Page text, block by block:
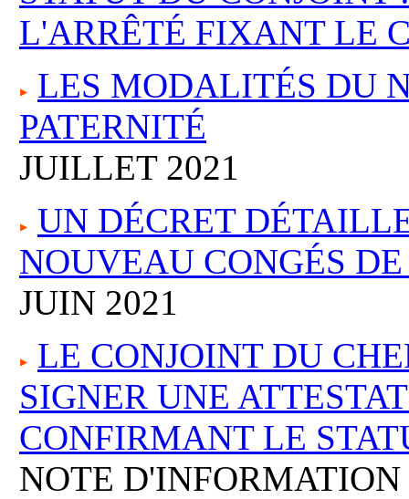
L'ARRÊTÉ FIXANT LE
LES MODALITÉS DU
PATERNITÉ
JUILLET 2021
UN DÉCRET
NOUVEAU CONGÉS
JUIN 2021
LE CONJOINT DU
SIGNER UNE
CONFIRMANT LE
NOTE